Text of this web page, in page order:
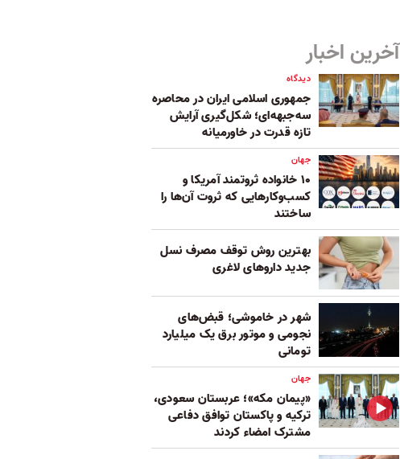
آخرین اخبار
دیدگاه
جمهوری اسلامی ایران در محاصره
سه‌جبهه‌ای؛ شکل‌گیری آرایش
تازه قدرت در خاورمیانه
جهان
۱۰ خانواده ثروتمند آمریکا و
کسب‌وکارهایی که ثروت آن‌ها را
ساختند
بهترین روش توقف مصرف نسل
جدید داروهای لاغری
شهر در خاموشی؛ قبض‌های
نجومی و موتور برق یک میلیارد
تومانی
جهان
«پیمان مکه»؛ عربستان سعودی،
ترکیه و پاکستان توافق دفاعی
مشترک امضاء کردند